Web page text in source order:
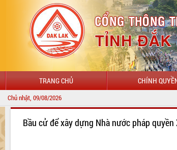
TRANG CHỦ CHÍNH
Chủ nhật, 09/08/2026
Bầu cử để xây dựng Nhà nước pháp quyền